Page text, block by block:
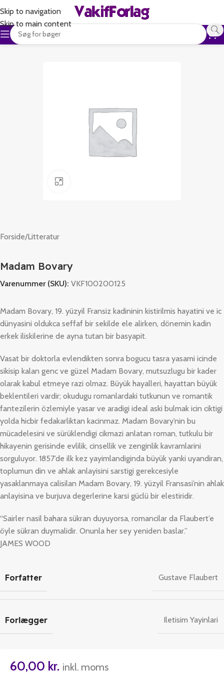
Skip to navigation
Skip to main content
Forside/Litteratur
Madam Bovary
Varenummer (SKU): VKF100200125
Madam Bovary, 19. yüzyil Fransiz kadininin kistirilmis hayatini ve ic
dünyasini oldukca seffaf bir sekilde ele alirken, dönemin kadin
erkek iliskilerine de ayna tutan bir basyapit.
Vasat bir doktorla evlendikten sonra bogucu tasra yasami icinde
sikisip kalan genc ve güzel Madam Bovary, mutsuzlugu bir kader
olarak kabul etmeye razi olmaz. Büyük hayalleri, hayattan büyük
beklentileri vardir; okudugu romanlardaki tutkunun ve romantik
fantezilerin özlemiyle yasar ve aradigi ideal aski bulmak icin ciktigi
yolda hicbir fedakarliktan kacinmaz. Madam Bovary’nin bu
mücadelesini ve sürüklendigi cikmazi anlatan roman, tutkulu bir
hikayenin gerisinde evlilik, cinsellik ve zenginlik kavramlarini
sorguluyor. 1857’de ilk kez yayimlandiginda büyük yanki uyandiran,
toplumun din ve ahlak anlayisini sarstigi gerekcesiyle
yasaklanmaya calisilan Madam Bovary, 19. yüzyil Fransasi’nin ahlak
anlayisina ve burjuva degerlerine karsi güclü bir elestiridir.
“Sairler nasil bahara sükran duyuyorsa, romancilar da Flaubert’e
öyle sükran duymalidir. Onunla her sey yeniden baslar.”
JAMES WOOD
Forfatter Gustave Flaubert
Forlægger Iletisim Yayinlari
60,00 kr. inkl. moms